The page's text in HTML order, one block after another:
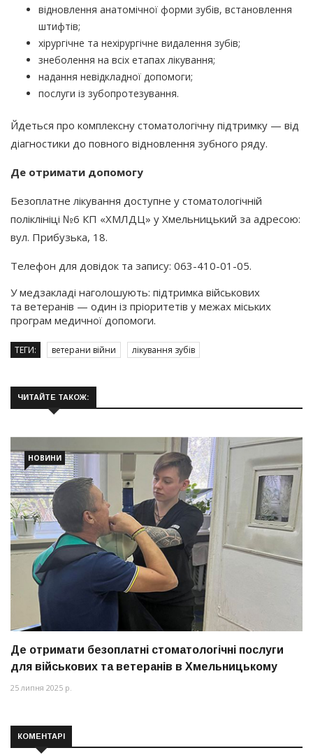
відновлення анатомічної форми зубів, встановлення
штифтів;
хірургічне та нехірургічне видалення зубів;
знеболення на всіх етапах лікування;
надання невідкладної допомоги;
послуги із зубопротезування.
Йдеться про комплексну стоматологічну підтримку — від
діагностики до повного відновлення зубного ряду.
Де отримати допомогу
Безоплатне лікування доступне у стоматологічній
поліклініці №6 КП «ХМЛДЦ» у Хмельницький за адресою:
вул. Прибузька, 18.
Телефон для довідок та запису: 063-410-01-05.
У медзакладі наголошують: підтримка військових
та ветеранів — один із пріоритетів у межах міських
програм медичної допомоги.
ТЕГИ: ветерани війни лікування зубів
ЧИТАЙТЕ ТАКОЖ:
НОВИНИ
Де отримати безоплатні стоматологічні послуги
для військових та ветеранів в Хмельницькому
25 липня 2025 р.
КОМЕНТАРІ